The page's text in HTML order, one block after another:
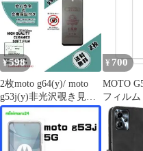
マホ 抗ウイルス 高光沢
全面保
帯便利
ル付き(
ク,
¥598
2枚moto g64(y)/ moto
g53j(y)非光沢覗き見防
止フィルムe
¥ 700
MOTO
フィルム